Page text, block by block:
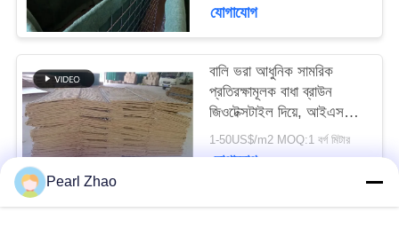
যোগাযোগ
বালি ভরা আধুনিক সামরিক
প্রতিরক্ষামূলক বাধা ব্রাউন
জিওটেক্সটাইল দিয়ে, আইএসও
পাস
1-50US$/m2 MOQ:1 বর্গ মিটার
যোগাযোগ
Pearl Zhao